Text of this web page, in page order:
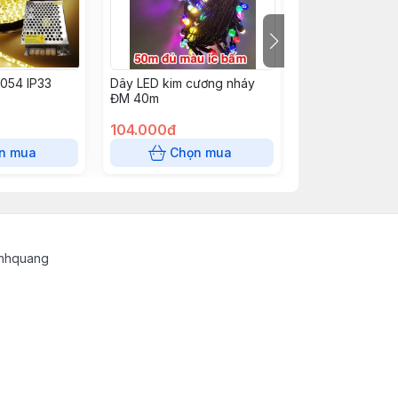
IP33
mua
Dây LED kim cương nháy
ĐM 40m
104.000đ
Chọn mua